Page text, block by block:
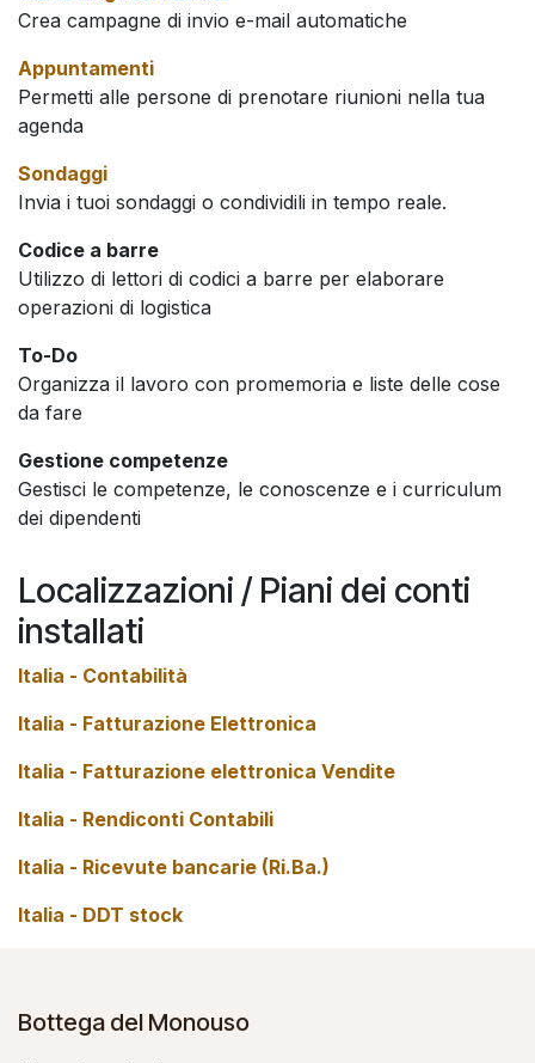
Crea campagne di invio e-mail automatiche
Appuntamenti
Permetti alle persone di prenotare riunioni nella tua
agenda
Sondaggi
Invia i tuoi sondaggi o condividili in tempo reale.
Codice a barre
Utilizzo di lettori di codici a barre per elaborare
operazioni di logistica
To-Do
Organizza il lavoro con promemoria e liste delle cose
da fare
Gestione competenze
Gestisci le competenze, le conoscenze e i curriculum
dei dipendenti
Localizzazioni / Piani dei conti
installati
Italia - Contabilità
Italia - Fatturazione Elettronica
Italia - Fatturazione elettronica Vendite
Italia - Rendiconti Contabili
Italia - Ricevute bancarie (Ri.Ba.)
Italia - DDT stock
Bottega del Monouso